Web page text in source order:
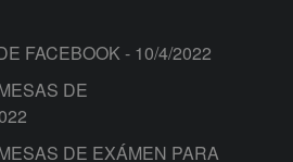
FACEBOOK - 10/4/2022
DE
DE EXÁMEN PARA